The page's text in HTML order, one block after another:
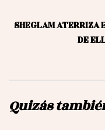
SHEGLAM ATERRIZA
DE
Quizás